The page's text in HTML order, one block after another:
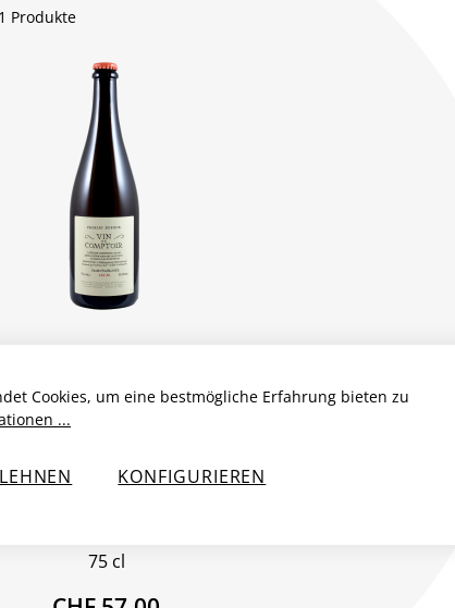
1 Produkte
BLANC VIN DE
COMPTOIR L21.82
75 cl
Cookies, um eine bestmögliche Erfahrung bieten zu
...
KONFIGURIEREN